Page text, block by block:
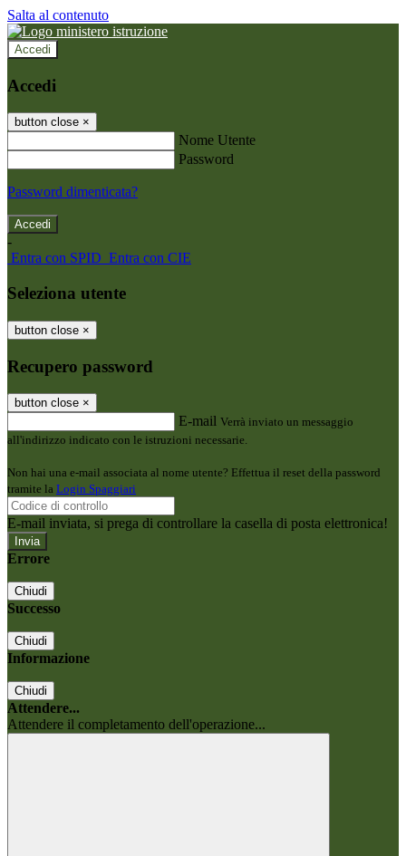
Salta al contenuto
Accedi
Accedi
button close ×
Nome Utente
Password
Password dimenticata?
-
Entra con SPID Entra con CIE
Seleziona utente
button close ×
Recupero password
button close ×
E-mail Verrà inviato un messaggio
all'indirizzo indicato con le istruzioni necessarie.
Non hai una e-mail associata al nome utente? Effettua il reset della password
tramite la Login Spaggiari
E-mail inviata, si prega di controllare la casella di posta elettronica!
Errore
Chiudi
Successo
Chiudi
Informazione
Chiudi
Attendere...
Attendere il completamento dell'operazione...